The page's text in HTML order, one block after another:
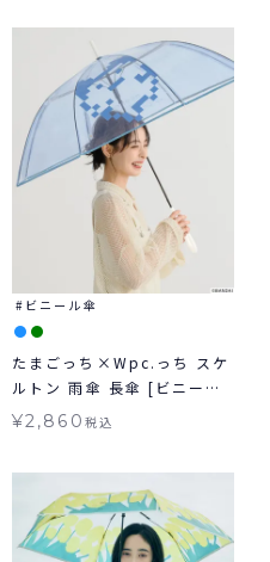
ビニール傘
たまごっち×Wpc.っち スケ
ルトン 雨傘 長傘 [ビニール
傘]
¥2,860 税込